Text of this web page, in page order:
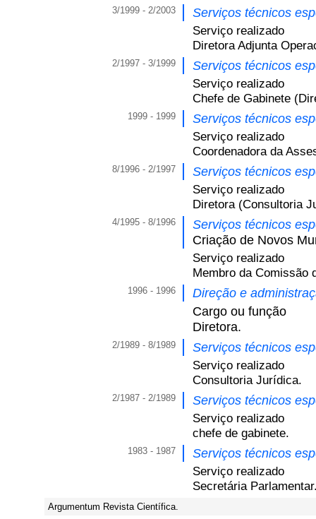
3/1999 - 2/2003 Serviços técnicos
Serviço realizado
Diretora Adjunta
2/1997 - 3/1999 Serviços técnicos
Serviço realizado
Chefe de Gabinete
1999 - 1999 Serviços técnicos
Serviço realizado
Coordenadora da
8/1996 - 2/1997 Serviços técnicos
Serviço realizado
Diretora (Consultoria
4/1995 - 8/1996
Serviços técnicos
Criação de Novos
Serviço realizado
Membro da Comissão
1996 - 1996
Direção e
Cargo ou função
Diretora.
2/1989 - 8/1989 Serviços técnicos
Serviço realizado
Consultoria Jurídica.
2/1987 - 2/1989 Serviços técnicos
Serviço realizado
chefe de gabinete.
1983 - 1987 Serviços técnicos
Serviço realizado
Secretária
Argumentum Revista Científica.